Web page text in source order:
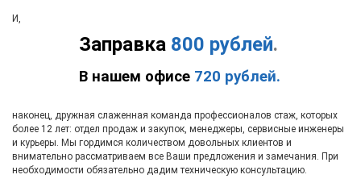
Заправка 800 рублей.
В нашем офисе 720 рублей.
И,
наконец, дружная слаженная команда профессионалов стаж, которых
более 12 лет: отдел продаж и закупок, менеджеры, сервисные инженеры
и курьеры. Мы гордимся количеством довольных клиентов и
внимательно рассматриваем все Ваши предложения и замечания. При
необходимости обязательно дадим техническую консультацию.